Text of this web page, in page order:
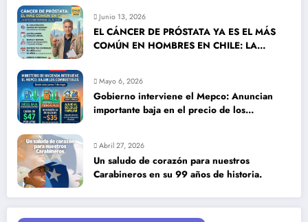
Junio 13, 2026
EL CÁNCER DE PRÓSTATA YA ES EL MÁS
COMÚN EN HOMBRES EN CHILE: LA
Mayo 6, 2026
Gobierno interviene el Mepco: Anuncian
importante baja en el precio de los
Abril 27, 2026
Un saludo de corazón para nuestros
Carabineros en su 99 años de historia.